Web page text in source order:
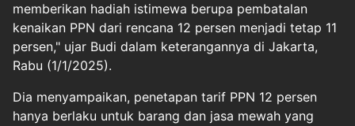
memberikan hadiah istimewa berupa pembatalan
kenaikan PPN dari rencana 12 persen menjadi tetap 11
persen," ujar Budi dalam keterangannya di Jakarta,
Rabu (1/1/2025).
Dia menyampaikan, penetapan tarif PPN 12 persen
hanya berlaku untuk barang dan jasa mewah yang